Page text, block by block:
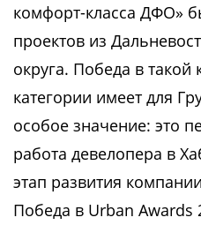
комфорт-класса ДФО»
проектов из
округа. Победа в такой
категории имеет для
особое значение: это
работа девелопера в
этап развития
Победа в Urban Awards